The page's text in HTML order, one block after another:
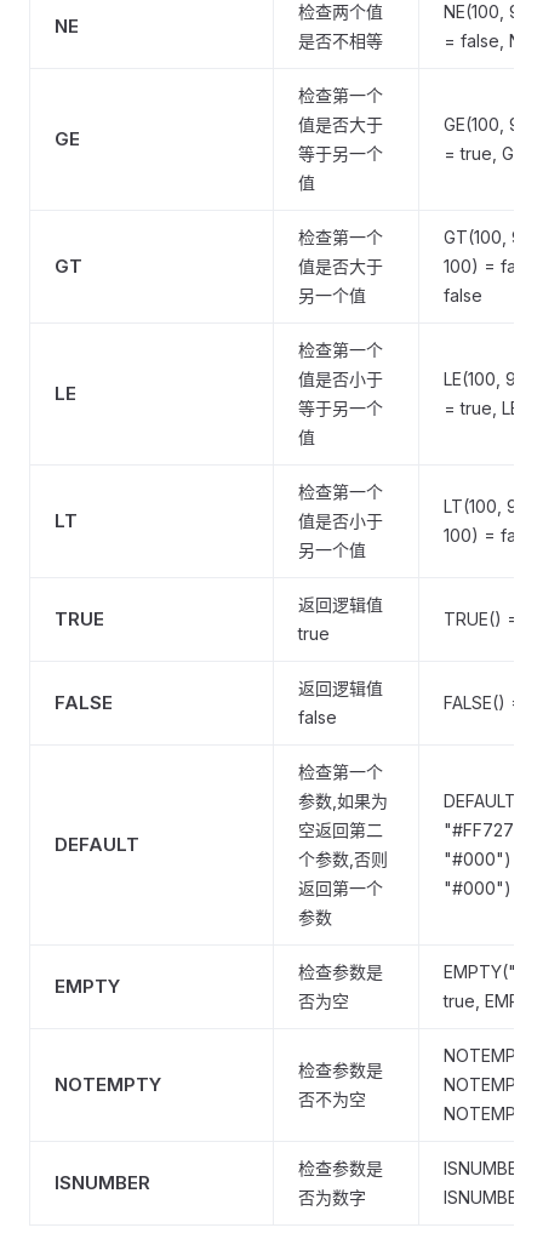
NE
检查两个值
是否不相等
NE(100,
= false,
GE
检查第一个
值是否大于
等于另一个
值
GE(100,
= true,
GT
检查第一个
值是否大于
另一个值
GT(100,
100) =
false
LE
检查第一个
值是否小于
等于另一个
值
LE(100, 90)
= true,
LT
检查第一个
值是否小于
另一个值
LT(100, 90)
100) =
TRUE
返回逻辑值
true
TRUE() =
FALSE
返回逻辑值
false
FALSE() =
DEFAULT
检查第一个
参数,如果为
空返回第二
个参数,否则
返回第一个
参数
"#FF7271",
"#000") =
"#000") =
EMPTY
检查参数是
否为空
EMPTY("")
true,
NOTEMPTY
检查参数是
否不为空
ISNUMBER
检查参数是
否为数字